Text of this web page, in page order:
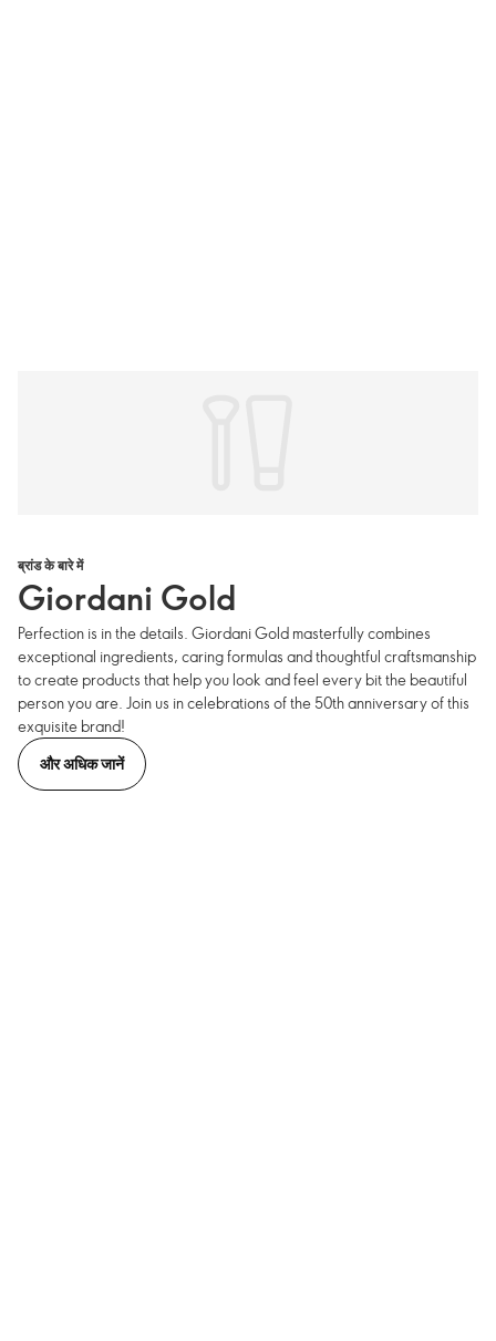
ब्रांड के बारे में
Giordani Gold
Perfection is in the details. Giordani Gold masterfully combines
exceptional ingredients, caring formulas and thoughtful craftsmanship
to create products that help you look and feel every bit the beautiful
person you are. Join us in celebrations of the 50th anniversary of this
exquisite brand!
और अधिक जानें